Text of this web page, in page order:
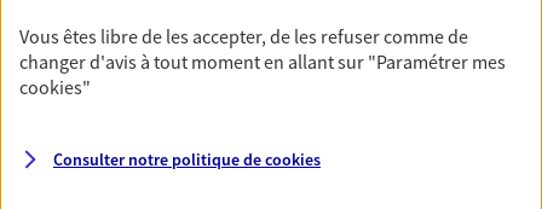
PRENDRE RENDEZ-VOUS
N° Orias * (orias.fr) : EIRL BERTRAND GIBOULET (07011126); EI
Vous êtes libre de les accepter, de les refuser comme de
changer d'avis à tout moment en allant sur "Paramétrer mes
cookies"
Consulter notre politique decookies